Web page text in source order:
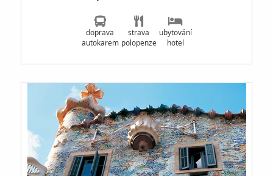
doprava
autokarem
strava
polopenze
ubytování
hotel